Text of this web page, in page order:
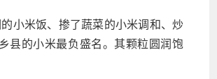
小米饭、掺了蔬菜的小米调和、炒
县的小米最负盛名。其颗粒圆润饱